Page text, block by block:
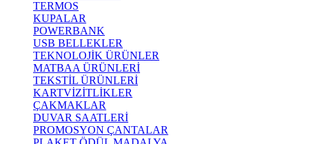
TERMOS
KUPALAR
POWERBANK
USB BELLEKLER
TEKNOLOJİK ÜRÜNLER
MATBAA ÜRÜNLERİ
TEKSTİL ÜRÜNLERİ
KARTVİZİTLİKLER
ÇAKMAKLAR
DUVAR SAATLERİ
PROMOSYON ÇANTALAR